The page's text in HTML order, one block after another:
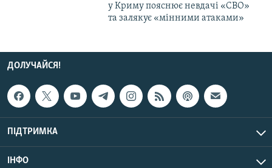
у Криму пояснює невдачі «СВО»
та залякує «мінними атаками»
ДОЛУЧАЙСЯ!
ПІДТРИМКА
ІНФО